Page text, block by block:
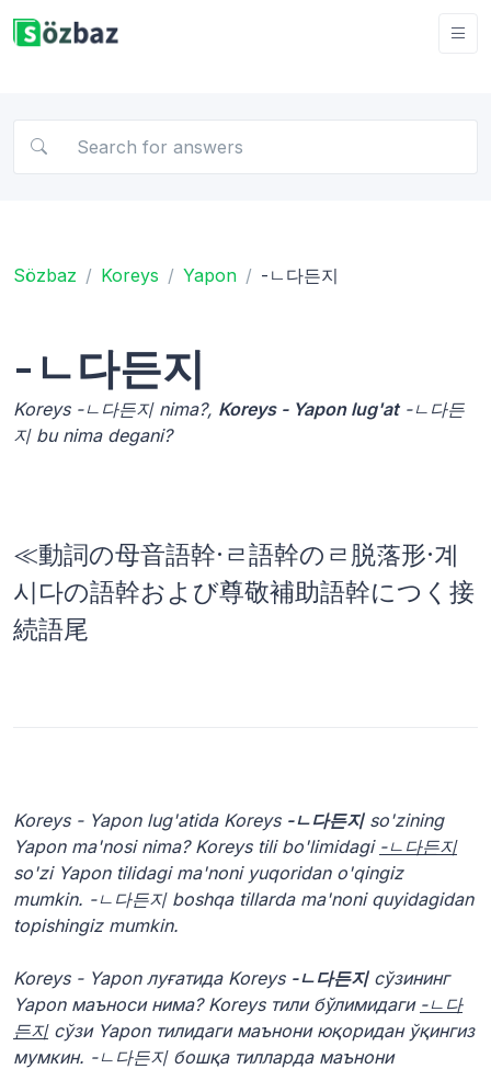
Sözbaz Koreys Yapon -ㄴ다든지
-ㄴ다든지
Koreys -ㄴ다든지 nima?, Koreys - Yapon lug'at-ㄴ다든
지 bu nima degani?
≪動詞の母音語幹·ㄹ語幹のㄹ脱落形·계
시다の語幹および尊敬補助語幹につく接
続語尾
Koreys - Yapon lug'atida Koreys -ㄴ다든지so'zining
Yapon ma'nosi nima? Koreys tili bo'limidagi -ㄴ다든지
so'zi Yapon tilidagi ma'noni yuqoridan o'qingiz
mumkin. -ㄴ다든지 boshqa tillarda ma'noni quyidagidan
topishingiz mumkin.
Koreys - Yapon луғатида Koreys -ㄴ다든지сўзининг
Yapon маъноси нима? Koreys тили бўлимидаги -ㄴ다
든지сўзи Yapon тилидаги маънони юқоридан ўқингиз
мумкин. -ㄴ다든지 бошқа тилларда маънони